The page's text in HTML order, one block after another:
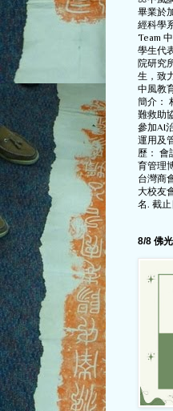
畢業於
經科學
Team
學生代
院研究
生，致
中風教
簡介：
難救助
參加AI
運用及
歷： 會
育管理
台灣商
大校友
名. 截
8/8 佛